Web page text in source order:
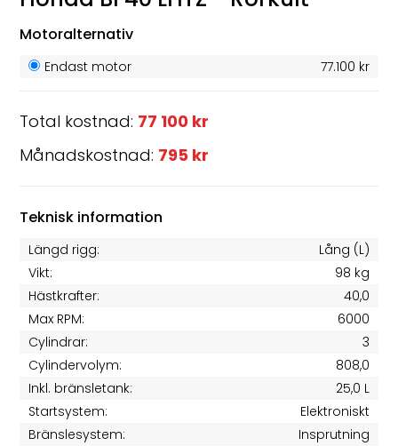
Motoralternativ
Endast motor 77.100 kr
Total kostnad: 77 100 kr
Månadskostnad: 795 kr
Teknisk information
Längd rigg:
Lång (L)
Vikt:
98 kg
Hästkrafter:
40,0
Max RPM:
6000
Cylindrar:
3
Cylindervolym:
808,0
Inkl. bränsletank:
25,0 L
Startsystem:
Elektroniskt
Bränslesystem:
Insprutning